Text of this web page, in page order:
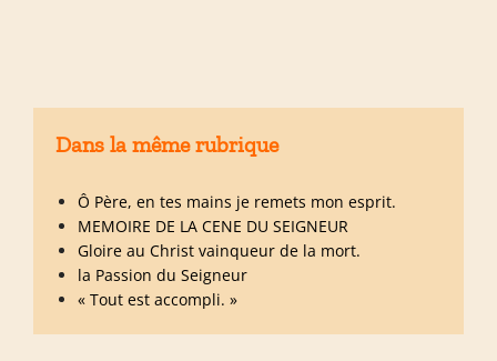
Dans la même rubrique
Ô Père, en tes mains je remets mon esprit.
MEMOIRE DE LA CENE DU SEIGNEUR
Gloire au Christ vainqueur de la mort.
la Passion du Seigneur
« Tout est accompli. »